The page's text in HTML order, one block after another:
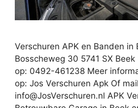
Verschuren APK en Banden in
Bosscheweg 30 5741 SX Beek
op: 0492-461238 Meer
op: Jos Verschuren Apk Of
info@JosVerschuren.nl APK